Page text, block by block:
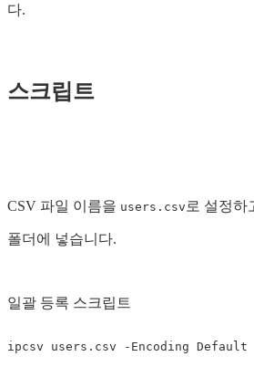
다.
스크립트
CSV 파일 이름을 users.csv 로 설정하
폴더에 넣습니다.
일괄 등록 스크립트
ipcsv users.csv -Encoding Default